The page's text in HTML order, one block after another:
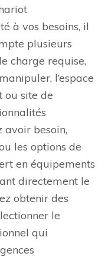
à vos besoins, il
plusieurs
charge requise,
l’espace
ou site de
avoir besoin,
les options de
en équipements
directement le
obtenir des
le
qui